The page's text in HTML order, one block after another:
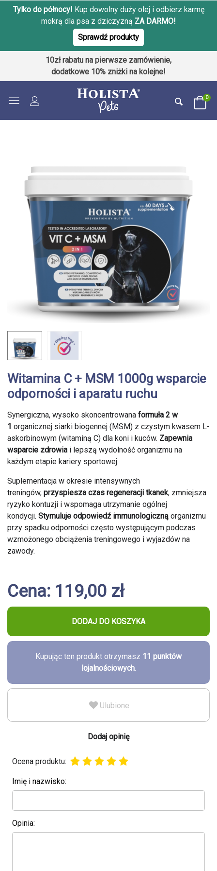
Tylko do północy! Kup dowolny duży olej i odbierz karmę
mokrą dla psa z dziczyzną ZA DARMO!
Sprawdź produkty
10zł rabatu na pierwsze zamówienie,
dodatkowe 10% zniżki na kolejne!
0
Witamina C + MSM 1000g wsparcie
odporności i aparatu ruchu
Synergiczna, wysoko skoncentrowana formuła 2 w
1 organicznej siarki biogennej (MSM) z czystym kwasem L-
askorbinowym (witaminą C) dla koni i kuców. Zapewnia
wsparcie zdrowia i lepszą wydolność organizmu na
każdym etapie kariery sportowej.
Suplementacja w okresie intensywnych
treningów, przyspiesza czas regeneracji tkanek, zmniejsza
ryzyko kontuzji i wspomaga utrzymanie ogólnej
kondycji. Stymuluje odpowiedź immunologiczną organizmu
przy spadku odporności często występującym podczas
wzmożonego obciążenia treningowego i wyjazdów na
zawody.
Cena: 119,00 zł
DODAJ DO KOSZYKA
Kupując ten produkt otrzymasz 11 punktów
lojalnościowych.
Ulubione
Dodaj opinię
Ocena produktu:
Imię i nazwisko:
Opinia: